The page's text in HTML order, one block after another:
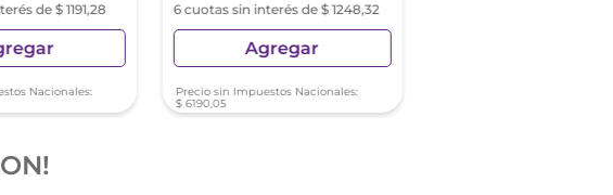
de $ 1191,28
Nacionales:
6 cuotas sin interés de $ 1248,32
Agregar
Precio sin Impuestos Nacionales:
$ 6190,05